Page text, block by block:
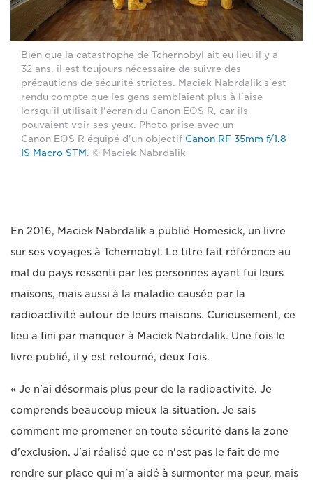
Bien que la catastrophe de Tchernobyl ait eu lieu il y a
32 ans, il est toujours nécessaire de suivre des
précautions de sécurité strictes. Maciek Nabrdalik s'est
rendu compte que les gens semblaient plus à l'aise
lorsqu'il utilisait l'écran du Canon EOS R, car ils
pouvaient voir ses yeux. Photo prise avec un
Canon EOS R équipé d'un objectif Canon RF 35mm f/1.8
IS Macro STM . © Maciek Nabrdalik
En 2016, Maciek Nabrdalik a publié Homesick, un livre
sur ses voyages à Tchernobyl. Le titre fait référence au
mal du pays ressenti par les personnes ayant fui leurs
maisons, mais aussi à la maladie causée par la
radioactivité autour de leurs maisons. Curieusement, ce
lieu a fini par manquer à Maciek Nabrdalik. Une fois le
livre publié, il y est retourné, deux fois.
« Je n'ai désormais plus peur de la radioactivité. Je
comprends beaucoup mieux la situation. Je sais
comment me promener en toute sécurité dans la zone
d'exclusion. J'ai réalisé que ce n'est pas le fait de me
rendre sur place qui m'a aidé à surmonter ma peur, mais